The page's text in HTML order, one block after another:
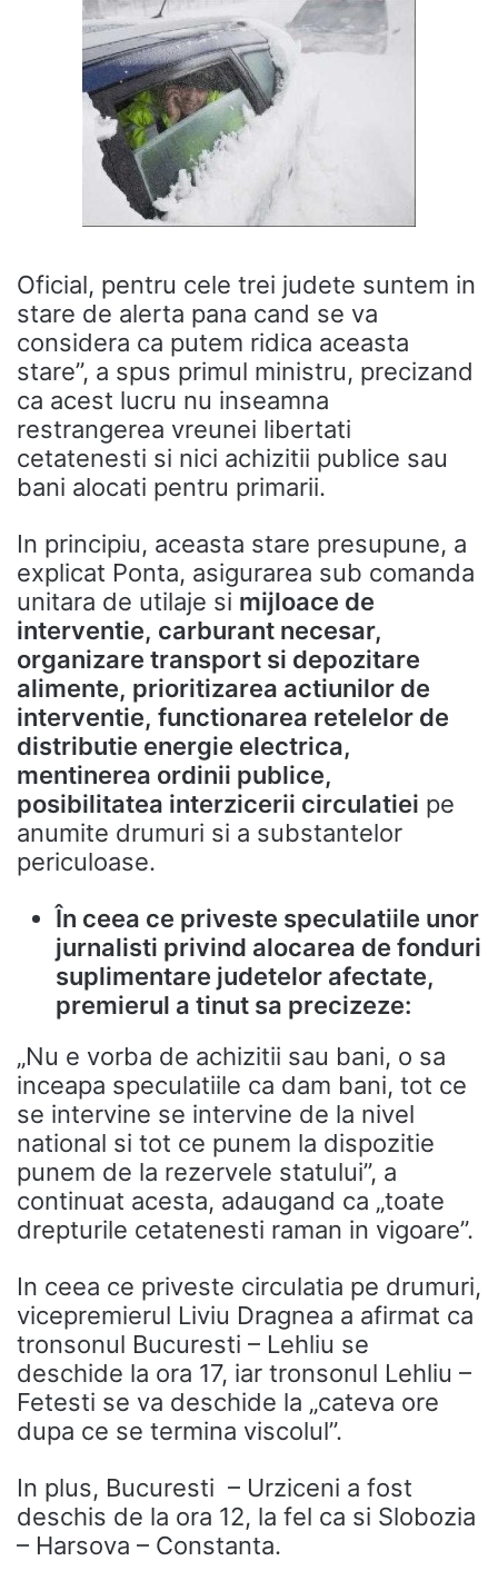
Oficial, pentru cele trei judete suntem in
stare de alerta pana cand se va
considera ca putem ridica aceasta
stare”, a spus primul ministru, precizand
ca acest lucru nu inseamna
restrangerea vreunei libertati
cetatenesti si nici achizitii publice sau
bani alocati pentru primarii.
In principiu, aceasta stare presupune, a
explicat Ponta, asigurarea sub comanda
unitara de utilaje si mijloace de
interventie, carburant necesar,
organizare transport si depozitare
alimente, prioritizarea actiunilor de
interventie, functionarea retelelor de
distributie energie electrica,
mentinerea ordinii publice,
posibilitatea interzicerii circulatiei pe
anumite drumuri si a substantelor
periculoase.
În ceea ce priveste speculatiile unor
jurnalisti privind alocarea de fonduri
suplimentare judetelor afectate,
premierul a tinut sa precizeze:
„Nu e vorba de achizitii sau bani, o sa
inceapa speculatiile ca dam bani, tot ce
se intervine se intervine de la nivel
national si tot ce punem la dispozitie
punem de la rezervele statului”, a
continuat acesta, adaugand ca „toate
drepturile cetatenesti raman in vigoare”.
In ceea ce priveste circulatia pe drumuri,
vicepremierul Liviu Dragnea a afirmat ca
tronsonul Bucuresti – Lehliu se
deschide la ora 17, iar tronsonul Lehliu –
Fetesti se va deschide la „cateva ore
dupa ce se termina viscolul”.
In plus, Bucuresti – Urziceni a fost
deschis de la ora 12, la fel ca si Slobozia
– Harsova – Constanta.